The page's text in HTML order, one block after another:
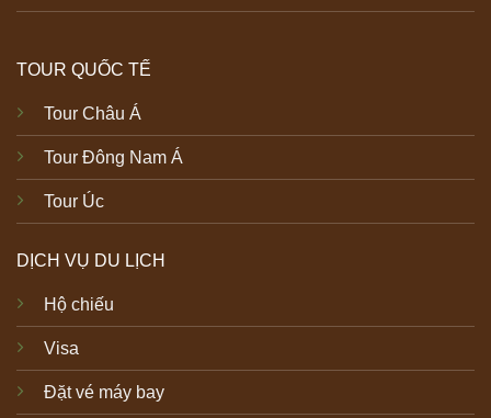
TOUR QUỐC TẾ
Tour Châu Á
Tour Đông Nam Á
Tour Úc
DỊCH VỤ DU LỊCH
Hộ chiếu
Visa
Đặt vé máy bay